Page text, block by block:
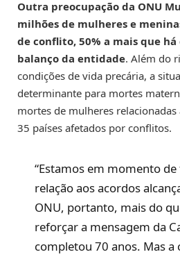
Outra preocupação da ONU
milhões de mulheres e
de conflito, 50% a mais que há
balanço da entidade. Além do
condições de vida precária, a
determinante para mortes
mortes de mulheres
35 países afetados por conflitos.
“Estamos em momento
relação aos acordos
ONU, portanto, mais do
reforçar a mensagem da
completou 70 anos. Mas a